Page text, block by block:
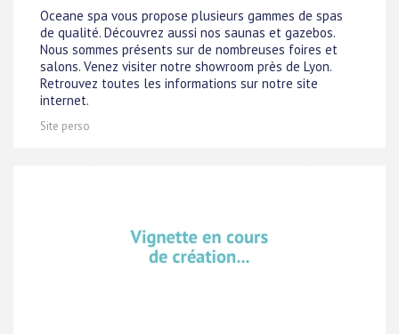
Oceane spa vous propose plusieurs gammes de spas
de qualité. Découvrez aussi nos saunas et gazebos.
Nous sommes présents sur de nombreuses foires et
salons. Venez visiter notre showroom près de Lyon.
Retrouvez toutes les informations sur notre site
internet.
Site perso